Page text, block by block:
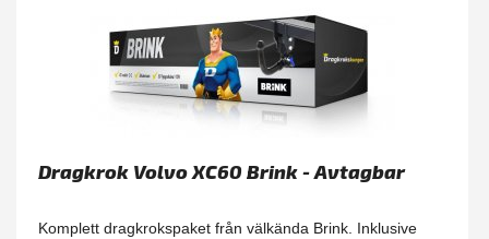
Dragkrok Volvo XC60 Brink - Avtagbar
Komplett dragkrokspaket från välkända Brink. Inklusive